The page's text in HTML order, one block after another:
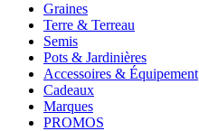
Graines
Terre & Terreau
Semis
Pots & Jardinières
Accessoires & Équipement
Cadeaux
Marques
PROMOS